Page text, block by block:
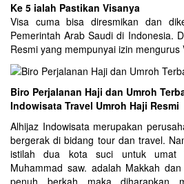
Ke 5 ialah Pastikan Visanya
Visa cuma bisa diresmikan dan
Pemerintah Arab Saudi di Indonesia.
Resmi yang mempunyai izin mengurus
Biro Perjalanan Haji dan Umroh
Indowisata Travel Umroh Haji Resmi
Alhijaz Indowisata merupakan
bergerak di bidang tour dan travel.
istilah dua kota suci untuk umat
Muhammad saw. adalah Makkah